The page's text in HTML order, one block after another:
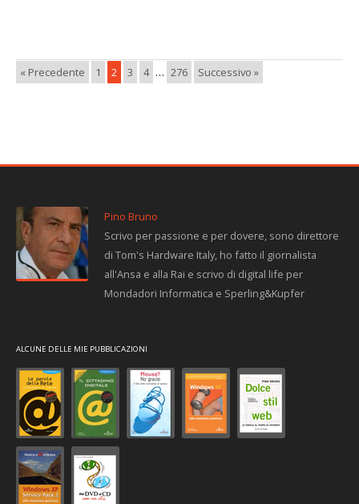
« Precedente 1 2 3 4 … 276 Successivo »
Pino Bruno
Scrivo per passione e per dovere, sono direttore
di Tom's Hardware Italy, ho fatto il giornalista
all'Ansa e alla Rai e scrivo di digital life per
Mondadori Informatica e Sperling&Kupfer
ALCUNE DELLE MIE PUBBLICAZIONI